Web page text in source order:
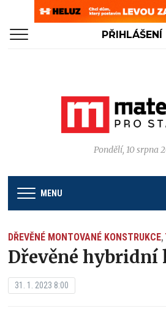
PŘIHLÁŠENÍ
Pondělí, 10 srpna
MENU
DŘEVĚNÉ MONTOVANÉ KONSTRUKCE,
Dřevěné hybridní
31. 1. 2023 8:00